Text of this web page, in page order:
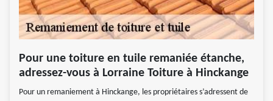
Pour une toiture en tuile remaniée étanche,
adressez-vous à Lorraine Toiture à Hinckange
Pour un remaniement à Hinckange, les propriétaires s’adressent de